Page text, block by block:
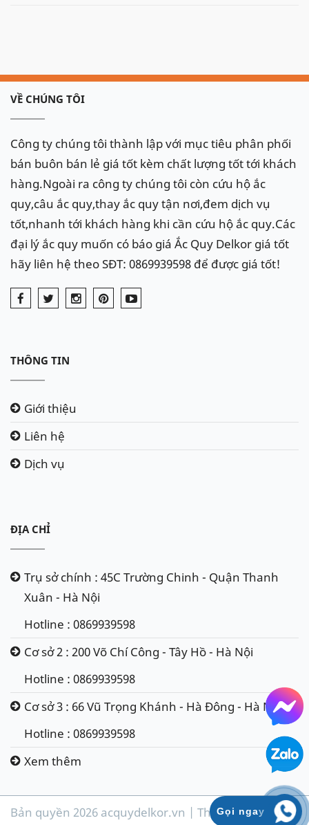
VỀ CHÚNG TÔI
Công ty chúng tôi thành lập với mục tiêu phân phối
bán buôn bán lẻ giá tốt kèm chất lượng tốt tới khách
hàng.Ngoài ra công ty chúng tôi còn cứu hộ ắc
quy,câu ắc quy,thay ắc quy tận nơi,đem dịch vụ
tốt,nhanh tới khách hàng khi cần cứu hộ ắc quy.Các
đại lý ắc quy muốn có báo giá Ắc Quy Delkor giá tốt
hãy liên hệ theo SĐT: 0869939598 để được giá tốt!
THÔNG TIN
Giới thiệu
Liên hệ
Dịch vụ
ĐỊA CHỈ
Trụ sở chính : 45C Trường Chinh - Quận Thanh
Xuân - Hà Nội
Hotline : 0869939598
Cơ sở 2 : 200 Võ Chí Công - Tây Hồ - Hà Nội
Hotline : 0869939598
Cơ sở 3 : 66 Vũ Trọng Khánh - Hà Đông - Hà Nội
Hotline : 0869939598
Xem thêm
Bản quyền 2026 acquydelkor.vn | Thiết kế & phát
Gọi ngay